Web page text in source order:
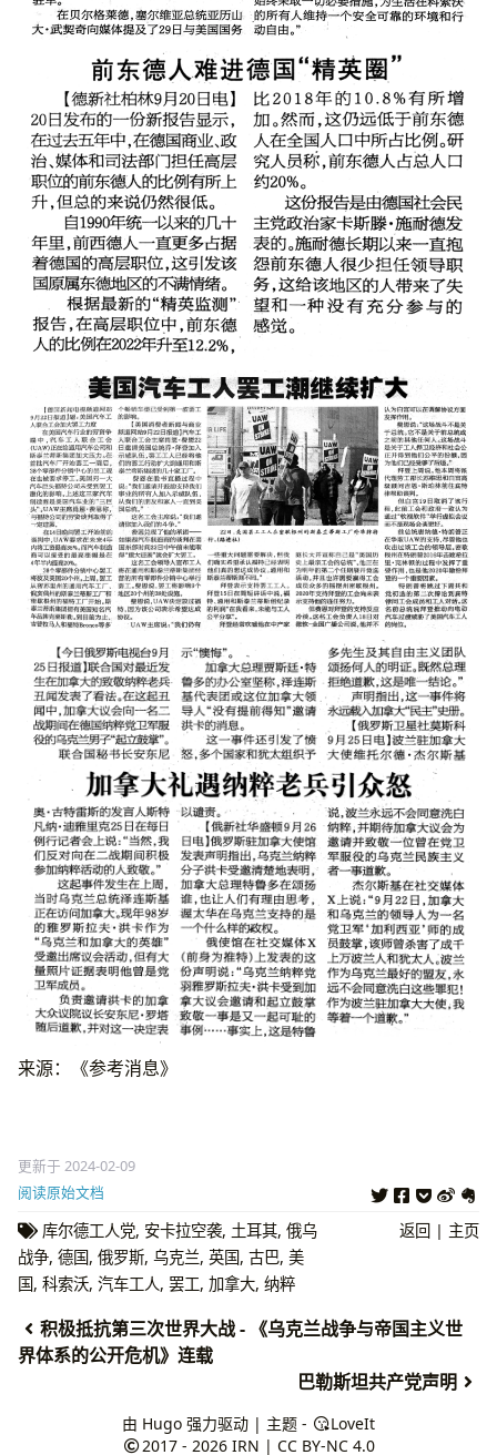
来源：《参考消息》
更新于 2024-02-09
阅读原始文档
库尔德工人党, 安卡拉空袭, 土耳其, 俄乌
战争, 德国, 俄罗斯, 乌克兰, 英国, 古巴, 美
国, 科索沃, 汽车工人, 罢工, 加拿大, 纳粹
返回 | 主页
积极抵抗第三次世界大战 - 《乌克兰战争与帝国主义世
界体系的公开危机》连载
巴勒斯坦共产党声明
由 Hugo强力驱动 | 主题 -
LoveIt
2017 - 2026 IRN | CC BY-NC 4.0